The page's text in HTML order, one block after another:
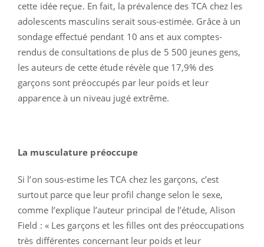
cette idée reçue. En fait, la prévalence des TCA chez les
adolescents masculins serait sous-estimée. Grâce à un
sondage effectué pendant 10 ans et aux comptes-
rendus de consultations de plus de 5 500 jeunes gens,
les auteurs de cette étude révèle que 17,9% des
garçons sont préoccupés par leur poids et leur
apparence à un niveau jugé extrême.
La musculature préoccupe
Si l’on sous-estime les TCA chez les garçons, c’est
surtout parce que leur profil change selon le sexe,
comme l’explique l’auteur principal de l’étude, Alison
Field : « Les garçons et les filles ont des préoccupations
très différentes concernant leur poids et leur